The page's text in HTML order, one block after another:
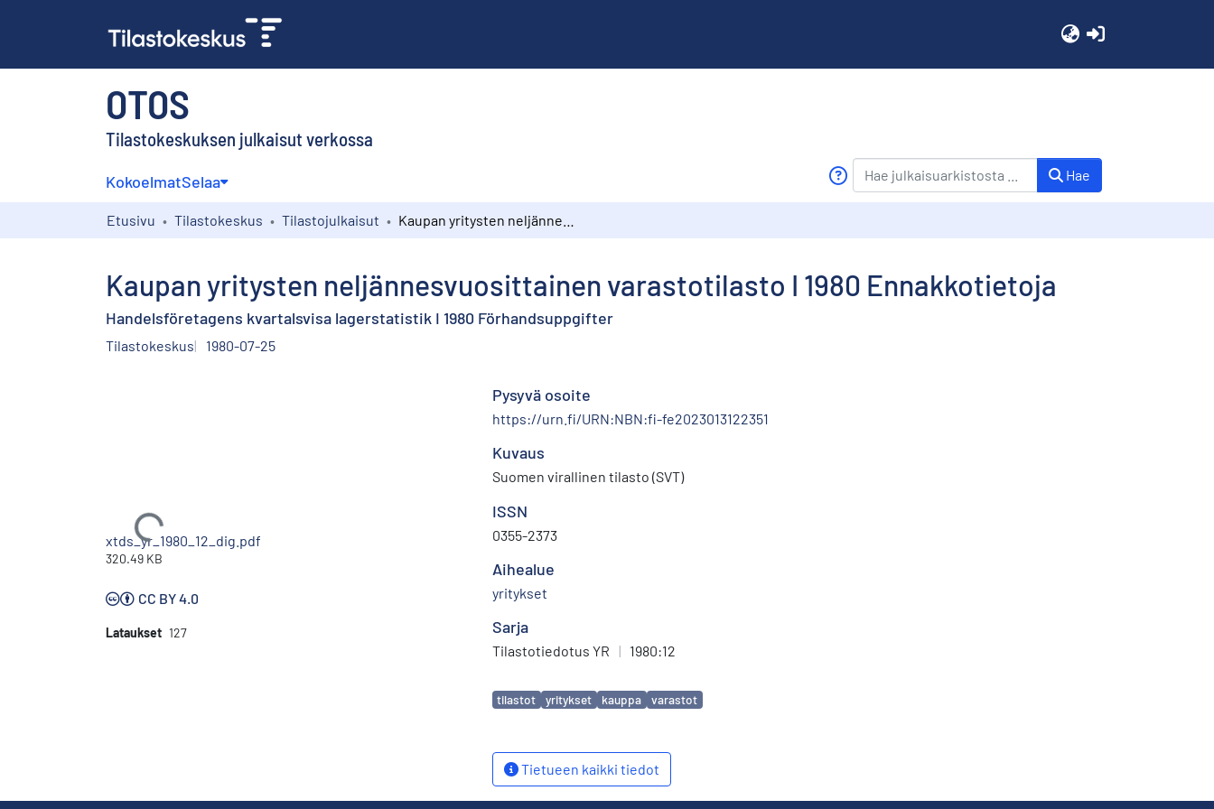
OTOS
Tilastokeskuksen julkaisut verkossa
KokoelmatSelaa Hae
Etusivu Tilastokeskus Tilastojulkaisut
Kaupan yritysten neljännesvuosittainen varastotilasto I 1980 Ennakkotietoja
Handelsföretagens kvartalsvisa lagerstatistik I 1980 Förhandsuppgifter
Tilastokeskus 1980-07-25
Ladataan...
xtds_yr_1980_12_dig.pdf
320.49 KB
CC BY 4.0
Lataukset 127
Pysyvä osoite
https://urn.fi/URN:NBN:fi-fe2023013122351
Kuvaus
Suomen virallinen tilasto (SVT)
ISSN
0355-2373
Aihealue
yritykset
Sarja
Tilastotiedotus YR | 1980:12
Avainsanat
tilastot yritykset kauppa varastot
Tietueen kaikki tiedot